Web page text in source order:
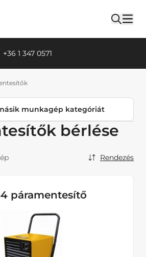
+36 1 347 0571
munkagép kategóriát
bérlése
Rendezés
páramentesítő